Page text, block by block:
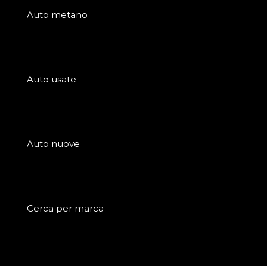
Auto metano
Auto usate
Auto nuove
Cerca per marca